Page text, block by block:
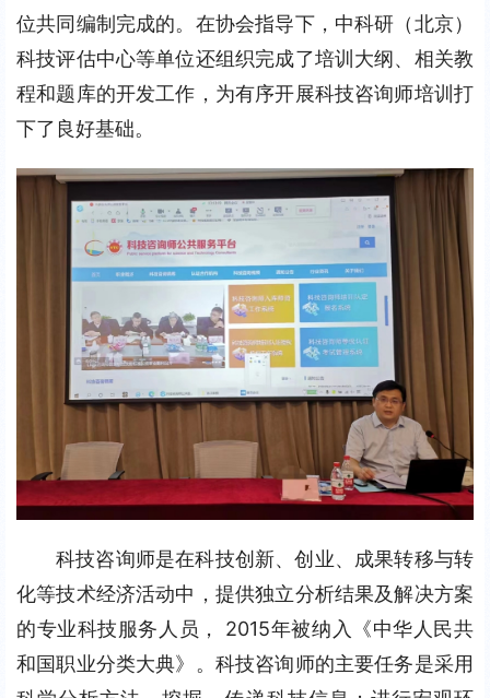
位共同编制完成的。在协会指导下，中科研（北京）
科技评估中心等单位还组织完成了培训大纲、相关教
程和题库的开发工作，为有序开展科技咨询师培训打
下了良好基础。
科技咨询师是在科技创新、创业、成果转移与转
化等技术经济活动中，提供独立分析结果及解决方案
的专业科技服务人员， 2015年被纳入《中华人民共
和国职业分类大典》。科技咨询师的主要任务是采用